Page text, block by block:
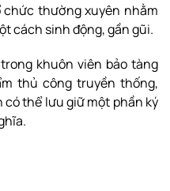
thường xuyên nhằm
cách sinh động, gần gũi.
khuôn viên bảo tàng
thủ công truyền thống,
có thể lưu giữ một phần ký